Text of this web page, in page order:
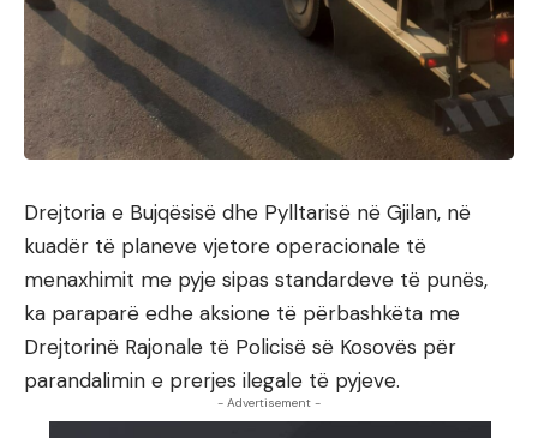
Drejtoria e Bujqësisë dhe Pylltarisë në Gjilan, në
kuadër të planeve vjetore operacionale të
menaxhimit me pyje sipas standardeve të punës,
ka paraparë edhe aksione të përbashkëta me
Drejtorinë Rajonale të Policisë së Kosovës për
parandalimin e prerjes ilegale të pyjeve.
- Advertisement -